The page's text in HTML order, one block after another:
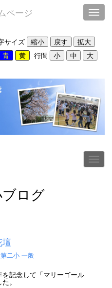
ページ
サイズ
行間
ログ
二小 一般
記念して「マリーゴール
た。